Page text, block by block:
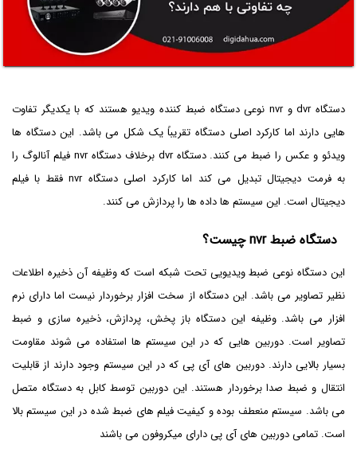
دستگاه dvr و nvr نوعی دستگاه ضبط کننده ویدیو هستند که با یکدیگر تفاوت
هایی دارند اما کارکرد اصلی دستگاه تقریباً یک شکل می باشد. این دستگاه ها
ویدئو و عکس را ضبط می کنند. دستگاه dvr برخلاف دستگاه nvr فیلم آنالوگ را
به فرمت دیجیتال تبدیل می کند اما کارکرد اصلی دستگاه nvr فقط با فیلم
دیجیتال است. این سیستم ها داده ها را پردازش می کنند.
دستگاه ضبط nvr چیست؟
این دستگاه نوعی ضبط ویدیویی تحت شبکه است که وظیفه آن ذخیره اطلاعات
نظیر تصاویر می باشد. این دستگاه از سخت افزار برخوردار نیست اما دارای نرم
افزار می باشد. وظیفه این دستگاه باز پخش، پردازش، ذخیره سازی و ضبط
تصاویر است. دوربین هایی که در این سیستم ها استفاده می شوند مقاومت
بسیار بالایی دارند. دوربین های آی پی که در این سیستم وجود دارند از قابلیت
انتقال و ضبط صدا برخوردار هستند. این دوربین توسط کابل به دستگاه متصل
می باشد. سیستم منعطف بوده و کیفیت فیلم های ضبط شده در این سیستم بالا
است. تمامی دوربین های آی پی دارای میکروفون می باشند